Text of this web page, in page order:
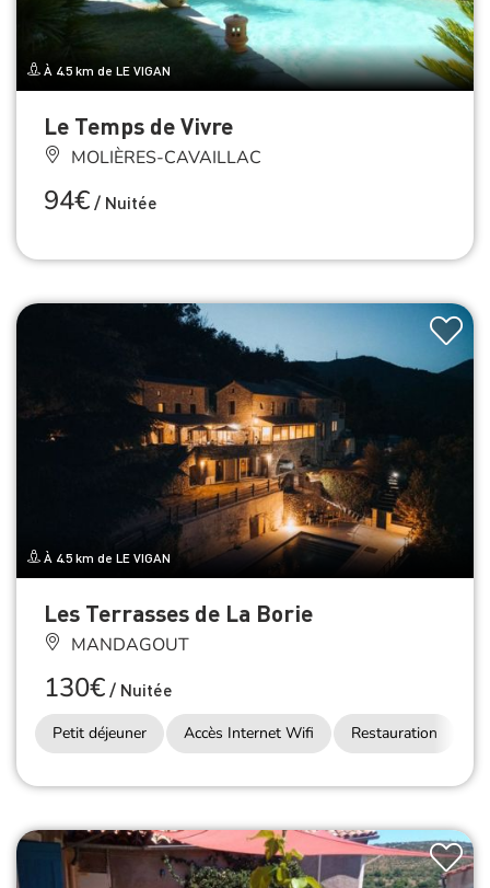
À 4.5 km de LE VIGAN
Le Temps de Vivre
MOLIÈRES-CAVAILLAC
94€/ Nuitée
À 4.5 km de LE VIGAN
Les Terrasses de La Borie
MANDAGOUT
130€/ Nuitée
Petit déjeuner Accès Internet Wifi Restauration